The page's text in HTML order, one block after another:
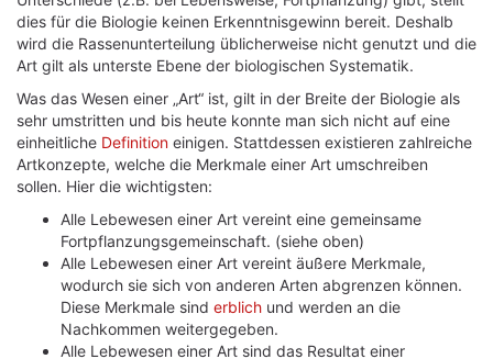
dies für die Biologie keinen Erkenntnisgewinn bereit. Deshalb
wird die Rassenunterteilung üblicherweise nicht genutzt und die
Art gilt als unterste Ebene der biologischen Systematik.
Was das Wesen einer „Art“ ist, gilt in der Breite der Biologie als
sehr umstritten und bis heute konnte man sich nicht auf eine
einheitliche Definition einigen. Stattdessen existieren zahlreiche
Artkonzepte, welche die Merkmale einer Art umschreiben
sollen. Hier die wichtigsten:
Alle Lebewesen einer Art vereint eine gemeinsame
Fortpflanzungsgemeinschaft. (siehe oben)
Alle Lebewesen einer Art vereint äußere Merkmale,
wodurch sie sich von anderen Arten abgrenzen können.
Diese Merkmale sind erblich und werden an die
Nachkommen weitergegeben.
Alle Lebewesen einer Art sind das Resultat einer